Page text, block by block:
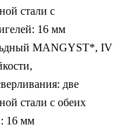
стали с
16 мм
MANGYST*, IV
две
стали с обеих
16 мм